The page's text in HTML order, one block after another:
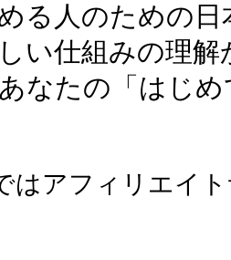
る人のための
い仕組みの理
なたの「はじ
はアフィリエイ